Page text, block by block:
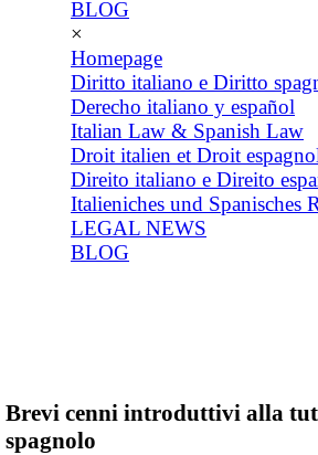
BLOG
×
Homepage
Diritto italiano e Diritto
Derecho italiano y español
Italian Law & Spanish Law
Droit italien et Droit
Direito italiano e Direito
Italieniches und Spanisches
LEGAL NEWS
BLOG
Brevi cenni introduttivi alla
spagnolo